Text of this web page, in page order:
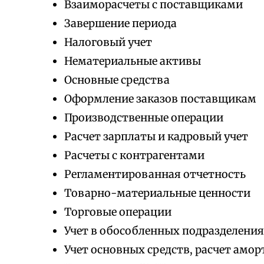
Взаиморасчеты с поставщиками
Завершение периода
Налоговый учет
Нематериальные активы
Основные средства
Оформление заказов поставщикам
Производственные операции
Расчет зарплаты и кадровый учет
Расчеты с контрагентами
Регламентированная отчетность
Товарно-материальные ценности
Торговые операции
Учет в обособленных
Учет основных средств, расчет